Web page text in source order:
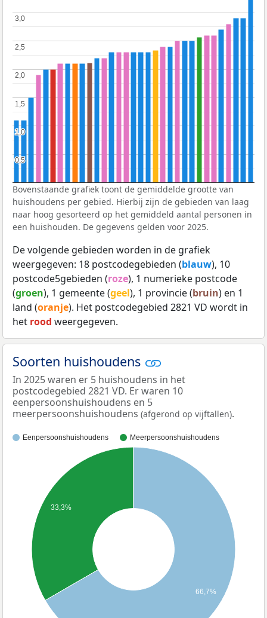
0,5
0,5
1,0
1,0
1,5
1,5
2,0
2,0
2,5
2,5
3,0
3,0
Bovenstaande grafiek toont de gemiddelde grootte van
huishoudens per gebied. Hierbij zijn de gebieden van laag
naar hoog gesorteerd op het gemiddeld aantal personen in
een huishouden. De gegevens gelden voor 2025.
De volgende gebieden worden in de grafiek
weergegeven: 18 postcodegebieden (blauw), 10
postcode5gebieden (roze), 1 numerieke postcode
(groen), 1 gemeente (geel), 1 provincie (bruin) en 1
land (oranje). Het postcodegebied 2821 VD wordt in
het rood weergegeven.
Soorten huishoudens
In 2025 waren er 5 huishoudens in het
postcodegebied 2821 VD. Er waren 10
eenpersoonshuishoudens en 5
meerpersoonshuishoudens (afgerond op vijftallen).
Eenpersoonshuishoudens Meerpersoonshuishoudens
33,3%
66,7%